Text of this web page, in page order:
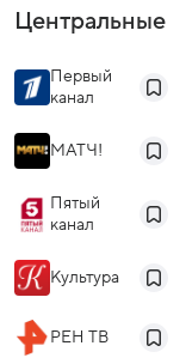
Центральные
Первый
канал
МАТЧ!
Пятый
канал
Культура
РЕН ТВ